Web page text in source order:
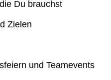
Du brauchst
Zielen
und Teamevents